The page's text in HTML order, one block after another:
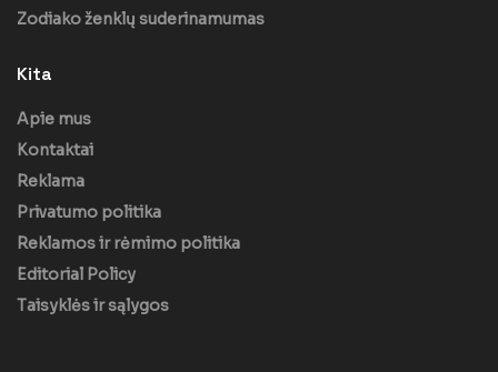
Zodiako ženklų suderinamumas
Kita
Apie mus
Kontaktai
Reklama
Privatumo politika
Reklamos ir rėmimo politika
Editorial Policy
Taisyklės ir sąlygos